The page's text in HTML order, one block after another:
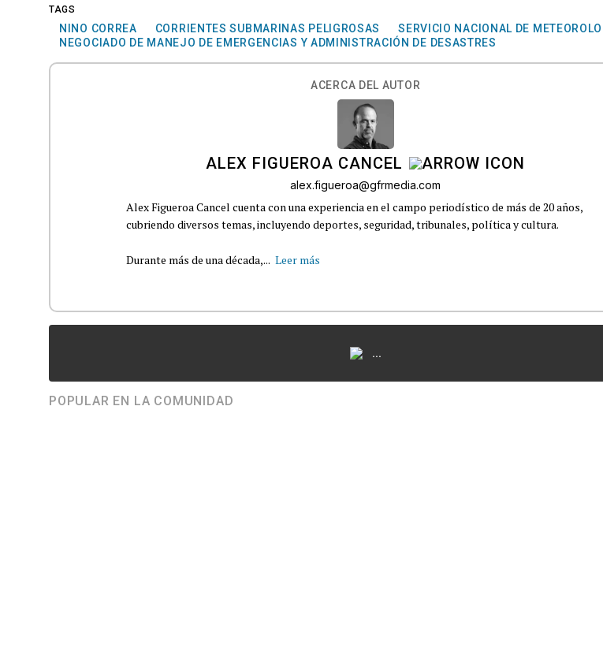
TAGS
NINO CORREA CORRIENTES SUBMARINAS PELIGROSAS
SERVICIO NACIONAL DE
NEGOCIADO DE MANEJO DE EMERGENCIAS Y ADMINISTRACIÓN DE DESASTRES
ACERCA DEL AUTOR
ALEX FIGUEROA CANCEL
alex.figueroa@gfrmedia.com
Alex Figueroa Cancel cuenta con una experiencia en el campo periodístico de más de 20 años,
cubriendo diversos temas, incluyendo deportes, seguridad, tribunales, política y cultura.
Durante más de una década,... Leer más
...
POPULAR EN LA COMUNIDAD